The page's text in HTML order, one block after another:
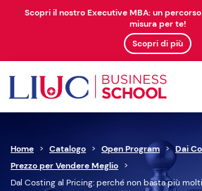
Scopri il nostro Executive MBA: un
misura per te!
Scopri di più
Home > Catalogo > Open Program > Dai
Prezzo per Vendere Meglio >
Dal Costing al Pricing: perché non basta più